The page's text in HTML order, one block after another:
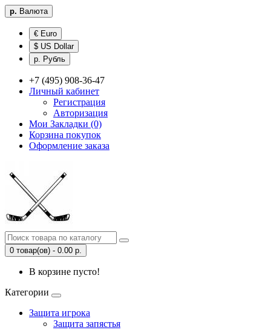
р. Валюта
€ Euro
$ US Dollar
р. Рубль
+7 (495) 908-36-47
Личный кабинет
Регистрация
Авторизация
Мои Закладки (0)
Корзина покупок
Оформление заказа
0 товар(ов) - 0.00 р.
В корзине пусто!
Категории
Защита игрока
Защита запястья